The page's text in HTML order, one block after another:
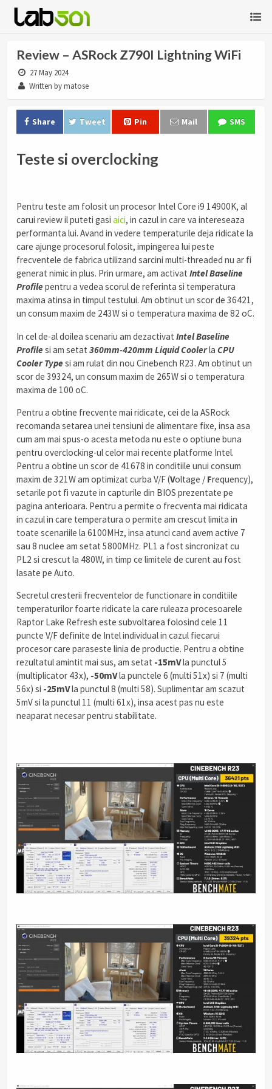
Review – ASRock Z790I Lightning WiFi
27 May 2024
Written by matose
Share Tweet Pin Mail SMS
Teste si overclocking
Pentru teste am folosit un procesor Intel Core i9 14900K, al
carui review il puteti gasi aici, in cazul in care va intereseaza
performanta lui. Avand in vedere temperaturile deja ridicate la
care ajunge procesorul folosit, impingerea lui peste
frecventele de fabrica utilizand sarcini multi-threaded nu ar fi
generat nimic in plus. Prin urmare, am activat Intel Baseline
Profile pentru a vedea scorul de referinta si temperatura
maxima atinsa in timpul testului. Am obtinut un scor de 36421,
un consum maxim de 243W si o temperatura maxima de 82 oC.
In cel de-al doilea scenariu am dezactivat Intel Baseline
Profile si am setat 360mm-420mm Liquid Coolerla CPU
Cooler Type si am rulat din nou Cinebench R23. Am obtinut un
scor de 39324, un consum maxim de 265W si o temperatura
maxima de 100 oC.
Pentru a obtine frecvente mai ridicate, cei de la ASRock
recomanda setarea unei tensiuni de alimentare fixe, insa asa
cum am mai spus-o acesta metoda nu este o optiune buna
pentru overclocking-ul celor mai recente platforme Intel.
Pentru a obtine un scor de 41678 in conditiile unui consum
maxim de 321W am optimizat curba V/F (Voltage / Frequency),
setarile pot fi vazute in capturile din BIOS prezentate pe
pagina anterioara. Pentru a permite o frecventa mai ridicata
in cazul in care temperatura o permite am crescut limita in
toate scenariile la 6100MHz, insa atunci cand avem active 7
sau 8 nuclee am setat 5800MHz. PL1 a fost sincronizat cu
PL2 si crescut la 480W, in timp ce limitele de curent au fost
lasate pe Auto.
Secretul cresterii frecventelor de functionare in conditiile
temperaturilor foarte ridicate la care ruleaza procesoarele
Raptor Lake Refresh este subvoltarea folosind cele 11
puncte V/F definite de Intel individual in cazul fiecarui
procesor care paraseste linia de productie. Pentru a obtine
rezultatul amintit mai sus, am setat -15mVla punctul 5
(multiplicator 43x), -50mVla punctele 6 (multi 51x) si 7 (multi
56x) si -25mVla punctul 8 (multi 58). Suplimentar am scazut
5mV si la punctul 11 (multi 61x), insa acest pas nu este
neaparat necesar pentru stabilitate.